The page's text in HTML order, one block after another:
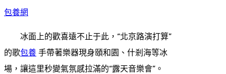
包養網
冰面上的歡喜遠不止于此，“北京路演打算”
的歌包養 手帶著樂器現身頤和園、什剎海等冰
場，讓這里秒變氣氛感拉滿的“露天音樂會”。